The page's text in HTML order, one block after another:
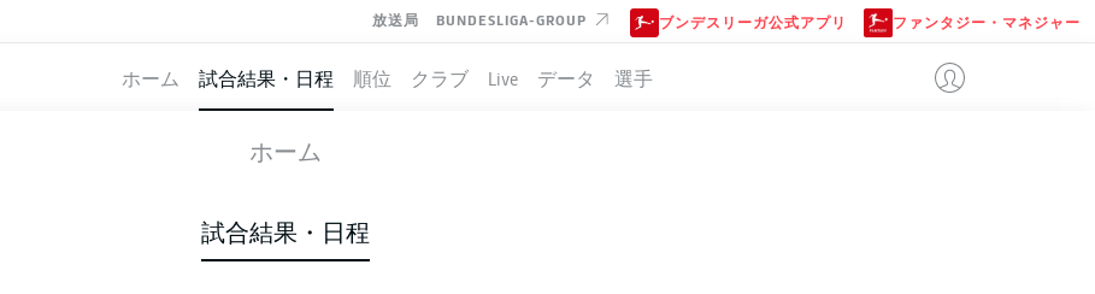
放送局 BUNDESLIGA-GROUP ブンデスリーガ公式アプリ ファンタジー・マネジャー
ホーム 試合結果・日程 順位 クラブ Live データ 選手
ホーム
試合結果・日程
AUGSBURG UNION BERLIN